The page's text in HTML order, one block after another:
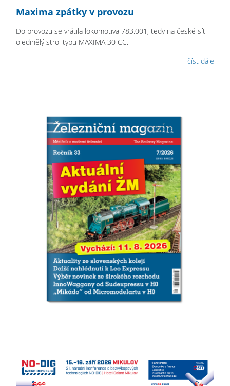
Maxima zpátky v provozu
Do provozu se vrátila lokomotiva 783.001, tedy na české síti
ojedinělý stroj typu MAXIMA 30 CC.
číst dále